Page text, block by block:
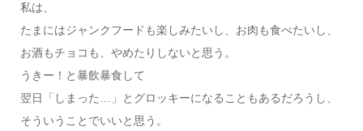
私は、
たまにはジャンクフードも楽しみたいし、お肉も食べたいし、
お酒もチョコも、やめたりしないと思う。
うきー！と暴飲暴食して
翌日「しまった…」とグロッキーになることもあるだろうし、
そういうことでいいと思う。